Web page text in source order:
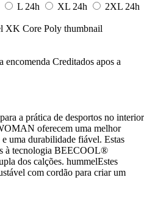
L 24h XL 24h 2XL 24h
encomenda Creditados apos a
a prática de desportos no interior
oferecem uma melhor
uma durabilidade fiável. Estas
à tecnologia BEECOOL®
dos calções. hummelEstes
com cordão para criar um